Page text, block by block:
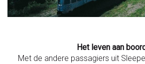
Het leven aan
Met de andere passagiers uit